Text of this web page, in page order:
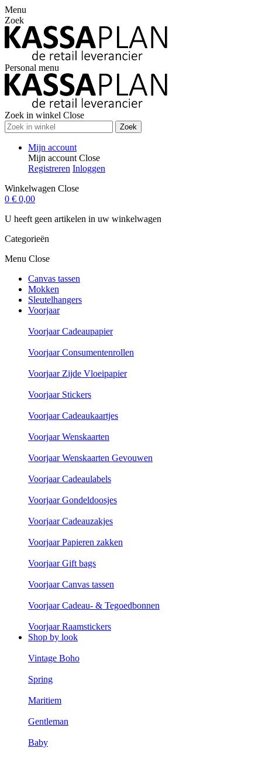
Menu
Zoek
Personal menu
Zoek in winkel Close
Zoek
Mijn account
Mijn account Close
Registreren Inloggen
Winkelwagen Close
0 € 0,00
U heeft geen artikelen in uw winkelwagen
Categorieën
Menu Close
Canvas tassen
Mokken
Sleutelhangers
Voorjaar
Voorjaar Cadeaupapier
Voorjaar Consumentenrollen
Voorjaar Zijde Vloeipapier
Voorjaar Stickers
Voorjaar Cadeaukaartjes
Voorjaar Wenskaarten
Voorjaar Wenskaarten Gevouwen
Voorjaar Cadeaulabels
Voorjaar Gondeldoosjes
Voorjaar Cadeauzakjes
Voorjaar Papieren zakken
Voorjaar Gift bags
Voorjaar Canvas tassen
Voorjaar Cadeau- & Tegoedbonnen
Voorjaar Raamstickers
Shop by look
Vintage Boho
Spring
Maritiem
Gentleman
Baby